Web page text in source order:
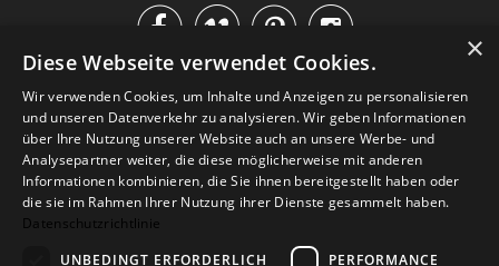

IM KATALOG BLÄTTERN
×
Diese Webseite verwendet Cookies.
Wir verwenden Cookies, um Inhalte und Anzeigen zu personalisieren
und unseren Datenverkehr zu analysieren. Wir geben Informationen
über Ihre Nutzung unserer Website auch an unsere Werbe- und
Analysepartner weiter, die diese möglicherweise mit anderen
Informationen kombinieren, die Sie ihnen bereitgestellt haben oder
die sie im Rahmen Ihrer Nutzung ihrer Dienste gesammelt haben.
Datenschutzrichtlinie
UNBEDINGT ERFORDERLICH
PERFORMANCE